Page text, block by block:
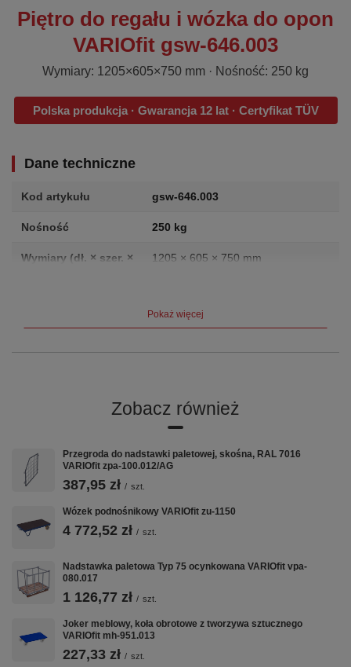
Piętro do regału i wózka do opon
VARIOfit gsw-646.003
Wymiary: 1205×605×750 mm · Nośność: 250 kg
Polska produkcja · Gwarancja 12 lat · Certyfikat TÜV
Dane techniczne
Kod artykułu gsw-646.003
Nośność 250 kg
Wymiary (dł. × szer. ×
1205 × 605 × 750 mm
Wymiar: 1.205 x 605 x 750 mm (szer./gł./wys.) Powierzchnia
użytkowa: 1.140 x 395 mm (szer./gł.) Wykonanie: * spawana
przykręcanymi rurami połączeniowymi Kolor: RAL 5010
nienieski, malowanie proszkowe Nośność: 250 kg możliwość
ustawiania w 5 piętrach EAN-Nr.: 4035694012479
VARIOfit w CentrumWarsztatowe.pl:
Nadstawki Paletowe
Pokaż więcej
Zobacz również
Przegroda do nadstawki paletowej, skośna, RAL 7016
VARIOfit zpa-100.012/AG
387,95 zł / szt.
Wózek podnośnikowy VARIOfit zu-1150
4 772,52 zł / szt.
Nadstawka paletowa Typ 75 ocynkowana VARIOfit vpa-
080.017
1 126,77 zł / szt.
Joker meblowy, koła obrotowe z tworzywa sztucznego
VARIOfit mh-951.013
227,33 zł / szt.